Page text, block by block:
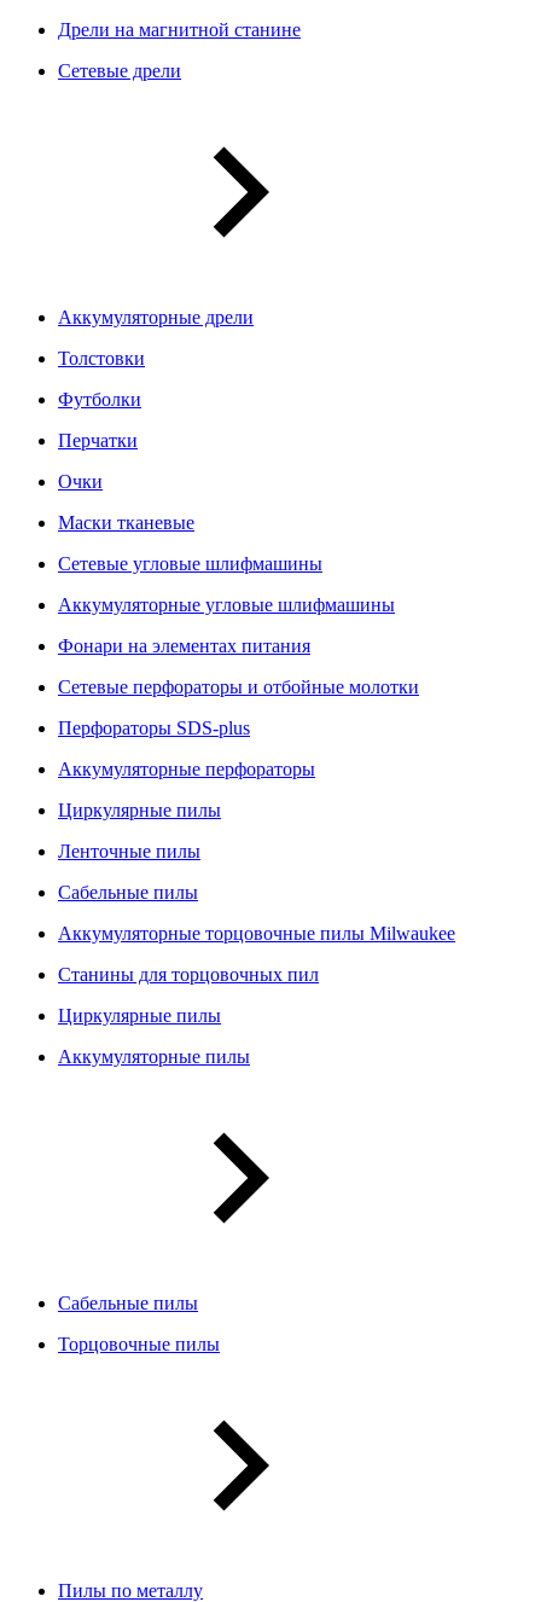
Дрели на магнитной станине
Сетевые дрели
Аккумуляторные дрели
Толстовки
Футболки
Перчатки
Очки
Маски тканевые
Сетевые угловые шлифмашины
Аккумуляторные угловые шлифмашины
Фонари на элементах питания
Сетевые перфораторы и отбойные молотки
Перфораторы SDS-plus
Аккумуляторные перфораторы
Циркулярные пилы
Ленточные пилы
Сабельные пилы
Аккумуляторные торцовочные пилы Milwaukee
Станины для торцовочных пил
Циркулярные пилы
Аккумуляторные пилы
Сабельные пилы
Торцовочные пилы
Пилы по металлу